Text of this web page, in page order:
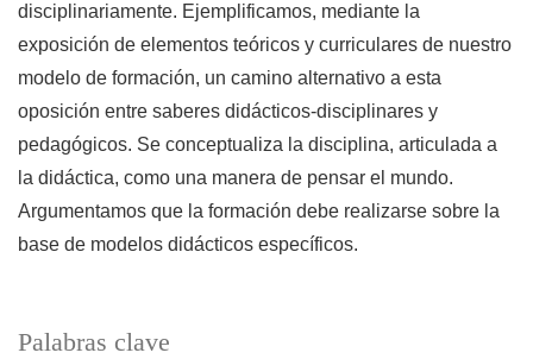
Palabras clave
disciplinariamente. Ejemplificamos, mediante la
exposición de elementos teóricos y curriculares de nuestro
modelo de formación, un camino alternativo a esta
oposición entre saberes didácticos-disciplinares y
pedagógicos. Se conceptualiza la disciplina, articulada a
la didáctica, como una manera de pensar el mundo.
Argumentamos que la formación debe realizarse sobre la
base de modelos didácticos específicos.